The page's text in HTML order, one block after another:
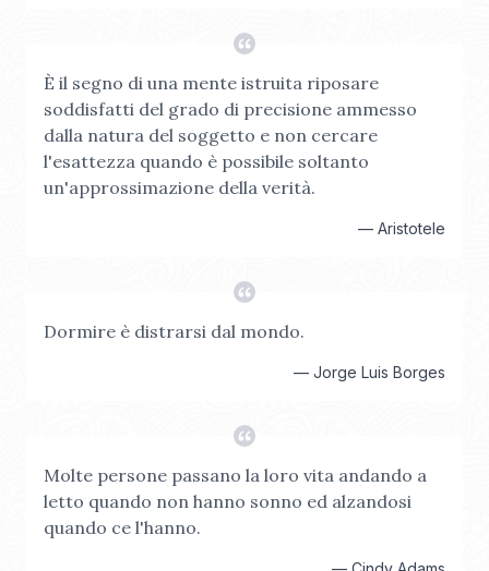
È il segno di una mente istruita riposare
soddisfatti del grado di precisione ammesso
dalla natura del soggetto e non cercare
l'esattezza quando è possibile soltanto
un'approssimazione della verità.
— Aristotele
Dormire è distrarsi dal mondo.
— Jorge Luis Borges
Molte persone passano la loro vita andando a
letto quando non hanno sonno ed alzandosi
quando ce l'hanno.